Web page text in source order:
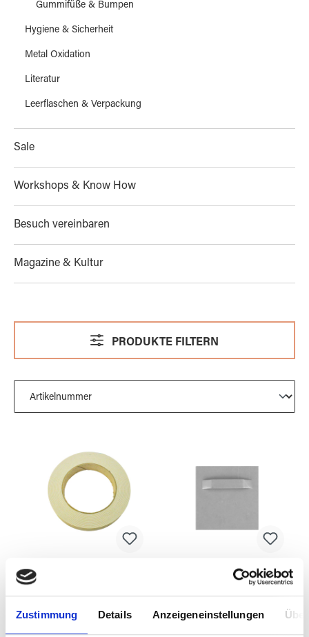
Zustimmung Details Anzeigeneinstellungen
Gummifüße & Bumpen
Hygiene & Sicherheit
Metal Oxidation
Literatur
Leerflaschen & Verpackung
Sale
Workshops & Know How
Besuch vereinbaren
Magazine & Kultur
PRODUKTE FILTERN
5m
Spiegelblech 70 x
70 mm